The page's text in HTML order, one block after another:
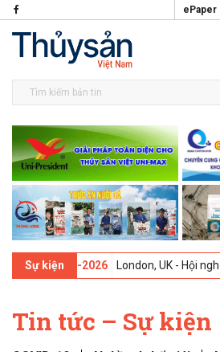
ePaper
Sự kiện
09-02-2026 London, UK - Hội nghị
Tin tức – Sự kiện